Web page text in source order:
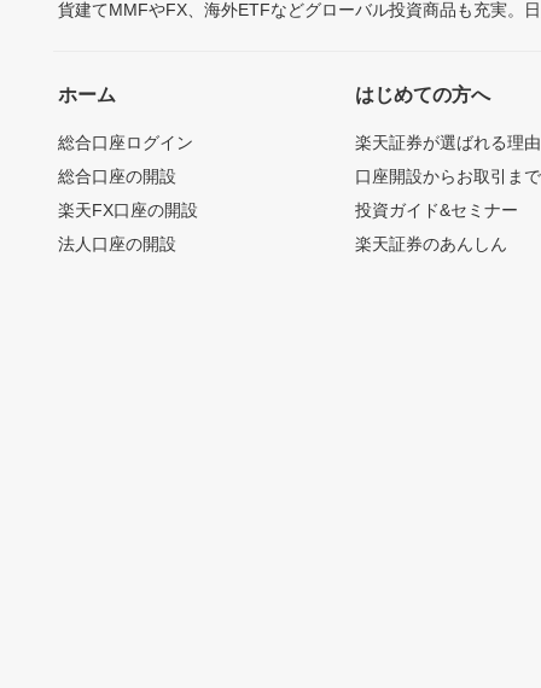
貨建てMMFやFX、海外ETFなどグローバル投資商品も充実。
ホーム
総合口座ログイン
総合口座の開設
楽天FX口座の開設
法人口座の開設
はじめての方へ
楽天証券が選ばれる理由
口座開設からお取引ま
投資ガイド&セミナー
楽天証券のあんしん